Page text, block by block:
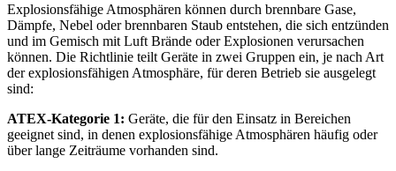
Explosionsfähige Atmosphären können durch brennbare Gase,
Dämpfe, Nebel oder brennbaren Staub entstehen, die sich entzünden
und im Gemisch mit Luft Brände oder Explosionen verursachen
können. Die Richtlinie teilt Geräte in zwei Gruppen ein, je nach Art
der explosionsfähigen Atmosphäre, für deren Betrieb sie ausgelegt
sind:
ATEX-Kategorie 1: Geräte, die für den Einsatz in Bereichen
geeignet sind, in denen explosionsfähige Atmosphären häufig oder
über lange Zeiträume vorhanden sind.